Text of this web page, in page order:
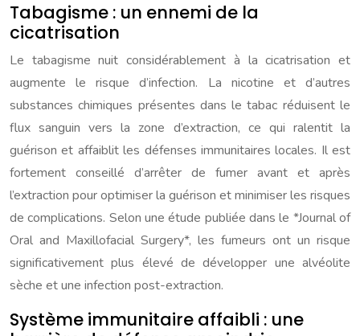
Tabagisme : un ennemi de la
cicatrisation
Le tabagisme nuit considérablement à la cicatrisation et
augmente le risque d’infection. La nicotine et d’autres
substances chimiques présentes dans le tabac réduisent le
flux sanguin vers la zone d’extraction, ce qui ralentit la
guérison et affaiblit les défenses immunitaires locales. Il est
fortement conseillé d’arrêter de fumer avant et après
l’extraction pour optimiser la guérison et minimiser les risques
de complications. Selon une étude publiée dans le *Journal of
Oral and Maxillofacial Surgery*, les fumeurs ont un risque
significativement plus élevé de développer une alvéolite
sèche et une infection post-extraction.
Système immunitaire affaibli : une